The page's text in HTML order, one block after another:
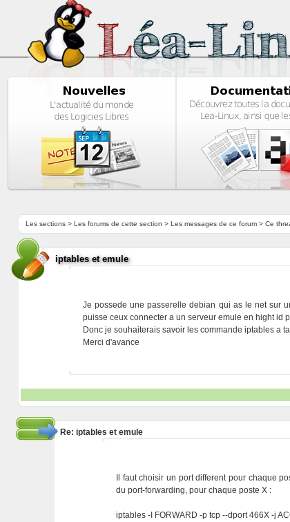
Les sections> Les forums de cette section > Les messages de ce forum> Ce
iptables et emule
Je possede une passerelle debian qui as le net sur
puisse ceux connecter a un serveur emule en hight id
Donc je souhaiterais savoir les commande iptables a
Merci d'avance
Re: iptables et emule
Il faut choisir un port different pour chaque
du port-forwarding, pour chaque poste X :
iptables -I FORWARD -p tcp --dport 466X -j